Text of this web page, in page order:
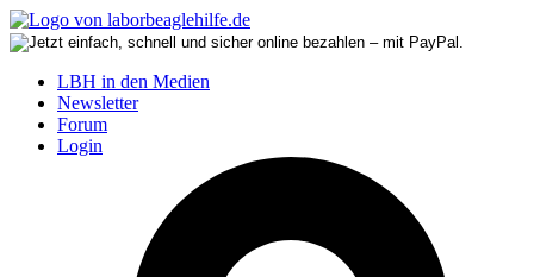
LBH in den Medien
Newsletter
Forum
Login